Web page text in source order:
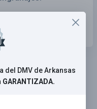
del DMV de Arkansas
GARANTIZADA.